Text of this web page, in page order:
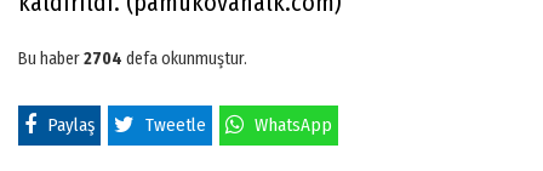
Bu haber2704 defa okunmuştur.
Paylaş Tweetle WhatsApp